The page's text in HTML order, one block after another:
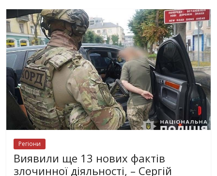
Регіони
Виявили ще 13 нових фактів
злочинної діяльності, – Сергій